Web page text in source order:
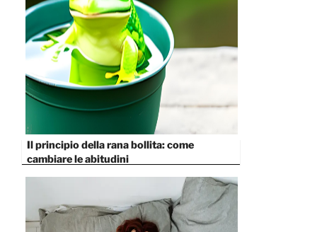
Il principio della rana bollita: come
cambiare le abitudini